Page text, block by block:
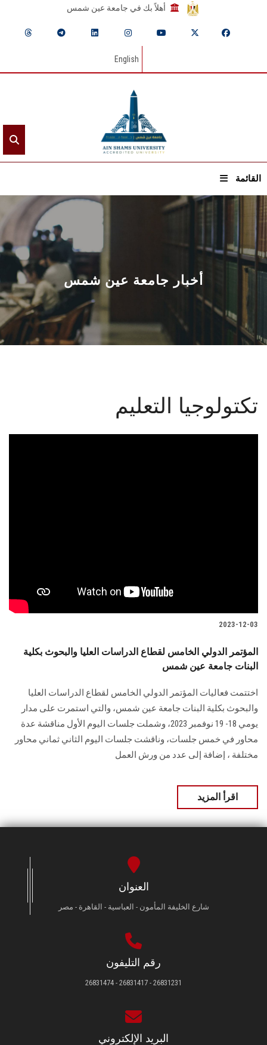
أهلاً بك في جامعة عين شمس
English
القائمة
الرئيسيـة
عن الجامعة
القطاعـات
الشئون الأكاديمية
البحث العلمي
الدراسات العليا
الزائـرون
سجل الان
أخبار جامعة عين شمس
تكتولوجيا التعليم
2023-12-03
المؤتمر الدولي الخامس لقطاع الدراسات العليا والبحوث بكلية
البنات جامعة عين شمس
اختتمت فعاليات المؤتمر الدولي الخامس لقطاع الدراسات العليا
والبحوث بكلية البنات جامعة عين شمس، والتي استمرت على مدار
يومي 18- 19 نوفمبر 2023، وشملت جلسات اليوم الأول مناقشة عدة
محاور في خمس جلسات، وناقشت جلسات اليوم الثاني ثماني محاور
مختلفة ، إضافة إلى عدد من ورش العمل
اقرأ المزيد
العنوان
شارع الخليفة المأمون - العباسية - القاهرة - مصر
رقم التليفون
26831231 - 26831417 - 26831474
البريد الإلكتروني